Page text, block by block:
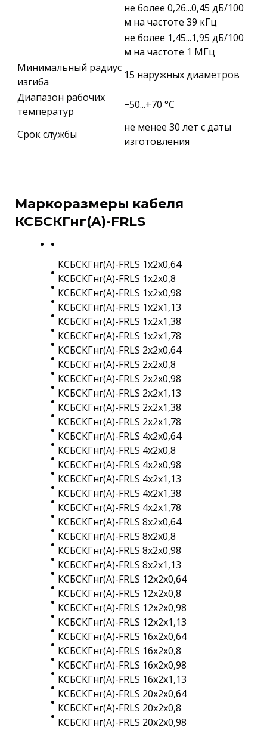
не более 0,26...0,45 дБ/100
м на частоте 39 кГц
не более 1,45...1,95 дБ/100
м на частоте 1 МГц
Минимальный радиус
изгиба
15 наружных диаметров
Диапазон рабочих
температур
−50...+70 °C
Срок службы
не менее 30 лет с даты
изготовления
Маркоразмеры кабеля
КСБСКГнг(A)-FRLS
КСБСКГнг(A)-FRLS 1х2х0,64
КСБСКГнг(A)-FRLS 1х2х0,8
КСБСКГнг(A)-FRLS 1х2х0,98
КСБСКГнг(A)-FRLS 1х2х1,13
КСБСКГнг(A)-FRLS 1х2х1,38
КСБСКГнг(A)-FRLS 1х2х1,78
КСБСКГнг(A)-FRLS 2х2х0,64
КСБСКГнг(A)-FRLS 2х2х0,8
КСБСКГнг(A)-FRLS 2х2х0,98
КСБСКГнг(A)-FRLS 2х2х1,13
КСБСКГнг(A)-FRLS 2х2х1,38
КСБСКГнг(A)-FRLS 2х2х1,78
КСБСКГнг(A)-FRLS 4х2х0,64
КСБСКГнг(A)-FRLS 4х2х0,8
КСБСКГнг(A)-FRLS 4х2х0,98
КСБСКГнг(A)-FRLS 4х2х1,13
КСБСКГнг(A)-FRLS 4х2х1,38
КСБСКГнг(A)-FRLS 4х2х1,78
КСБСКГнг(A)-FRLS 8х2х0,64
КСБСКГнг(A)-FRLS 8х2х0,8
КСБСКГнг(A)-FRLS 8х2х0,98
КСБСКГнг(A)-FRLS 8х2х1,13
КСБСКГнг(A)-FRLS 12х2х0,64
КСБСКГнг(A)-FRLS 12х2х0,8
КСБСКГнг(A)-FRLS 12х2х0,98
КСБСКГнг(A)-FRLS 12х2х1,13
КСБСКГнг(A)-FRLS 16х2х0,64
КСБСКГнг(A)-FRLS 16х2х0,8
КСБСКГнг(A)-FRLS 16х2х0,98
КСБСКГнг(A)-FRLS 16х2х1,13
КСБСКГнг(A)-FRLS 20х2х0,64
КСБСКГнг(A)-FRLS 20х2х0,8
КСБСКГнг(A)-FRLS 20х2х0,98